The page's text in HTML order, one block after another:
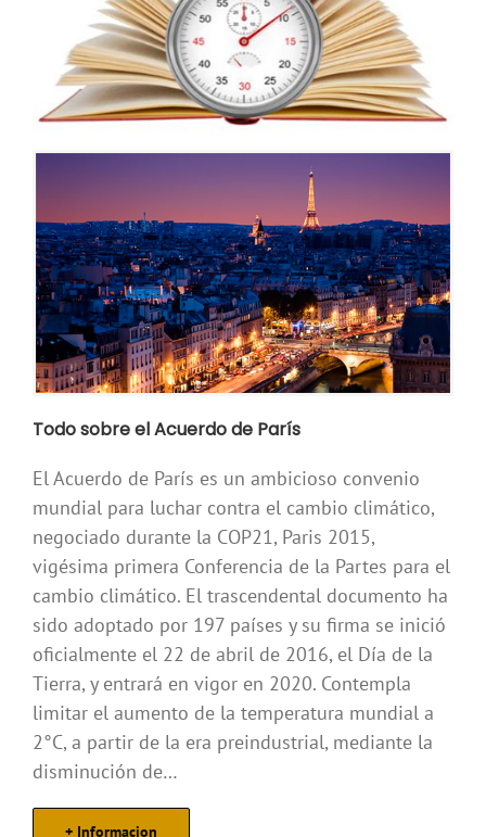
Todo sobre el Acuerdo de París
El Acuerdo de París es un ambicioso convenio
mundial para luchar contra el cambio climático,
negociado durante la COP21, Paris 2015,
vigésima primera Conferencia de la Partes para el
cambio climático. El trascendental documento ha
sido adoptado por 197 países y su firma se inició
oficialmente el 22 de abril de 2016, el Día de la
Tierra, y entrará en vigor en 2020. Contempla
limitar el aumento de la temperatura mundial a
2°C, a partir de la era preindustrial, mediante la
disminución de…
+ Informacion